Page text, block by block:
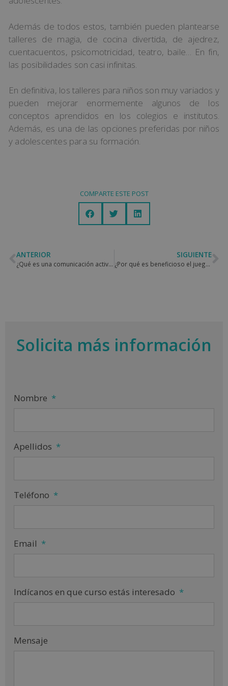
Además de todos estos, también pueden plantearse
talleres de magia, de cocina divertida, de ajedrez,
cuentacuentos, psicomotricidad, teatro, baile… En fin,
las posibilidades son casi infinitas.
En definitiva, los talleres para niños son muy variados y
pueden mejorar enormemente algunos de los
conceptos aprendidos en los colegios e institutos.
Además, es una de las opciones preferidas por niños
y adolescentes para su formación.
COMPARTE ESTE POST
ANTERIOR
¿Qué es una comunicación activa?
SIGUIENTE
¿Por qué es beneficioso el juego heurístico?
Solicita más información
Nombre *
Apellidos *
Teléfono *
Email *
Indícanos en que curso estás interesado *
Mensaje